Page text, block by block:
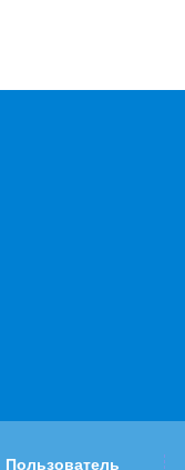
Пользователь